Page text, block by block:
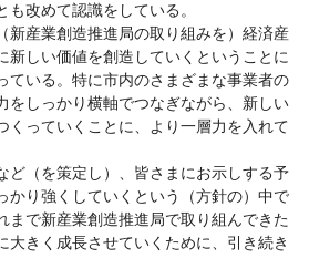
改めて認識をしている。
新産業創造推進局の取り組みを）経済産
新しい価値を創造していくということに
ている。特に市内のさまざまな事業者の
をしっかり横軸でつなぎながら、新しい
くっていくことに、より一層力を入れて
ど（を策定し）、皆さまにお示しする予
かり強くしていくという（方針の）中で
まで新産業創造推進局で取り組んできた
大きく成長させていくために、引き続き